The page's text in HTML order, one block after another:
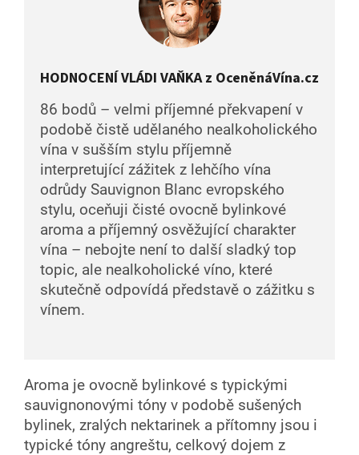
HODNOCENÍ VLÁDI VAŇKA z OceněnáVína.cz
86 bodů – velmi příjemné překvapení v
podobě čistě udělaného nealkoholického
vína v sušším stylu příjemně
interpretující zážitek z lehčího vína
odrůdy Sauvignon Blanc evropského
stylu, oceňuji čisté ovocně bylinkové
aroma a příjemný osvěžující charakter
vína – nebojte není to další sladký top
topic, ale nealkoholické víno, které
skutečně odpovídá představě o zážitku s
vínem.
Aroma je ovocně bylinkové s typickými
sauvignonovými tóny v podobě sušených
bylinek, zralých nektarinek a přítomny jsou i
typické tóny angreštu, celkový dojem z